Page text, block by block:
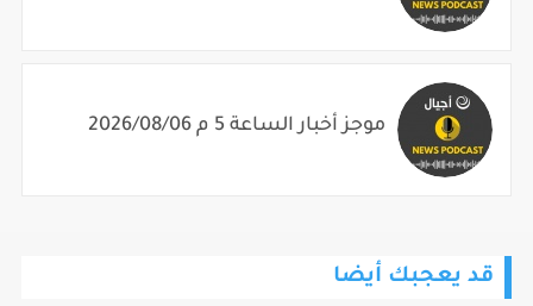
موجز أخبار الساعة 5 م 2026/08/06
قد يعجبك أيضا